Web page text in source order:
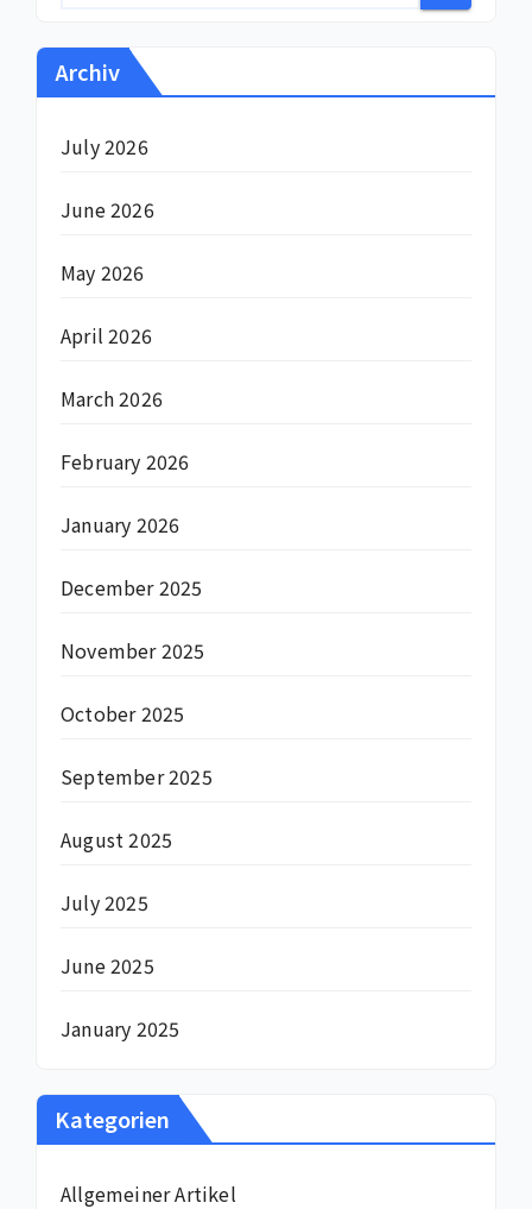
Archiv
July 2026
June 2026
May 2026
April 2026
March 2026
February 2026
January 2026
December 2025
November 2025
October 2025
September 2025
August 2025
July 2025
June 2025
January 2025
Kategorien
Allgemeiner Artikel